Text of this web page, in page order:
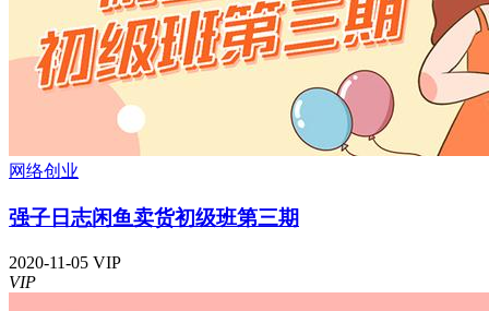
网络创业
强子日志闲鱼卖货初级班第三期
2020-11-05 VIP
VIP